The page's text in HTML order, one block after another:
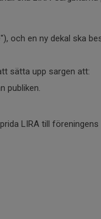
och en ny dekal ska
sätta upp sargen att:
publiken.
LIRA till